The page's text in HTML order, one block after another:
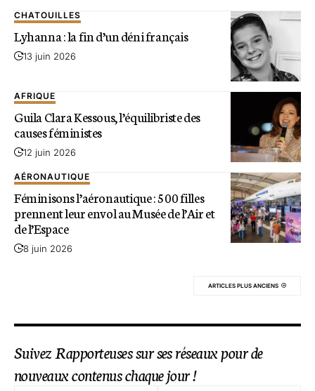
CHATOUILLES
Lyhanna : la fin d’un déni français
13 juin 2026
AFRIQUE
Guila Clara Kessous, l’équilibriste des
causes féministes
12 juin 2026
AÉRONAUTIQUE
Féminisons l’aéronautique : 500 filles
prennent leur envol au Musée de l’Air et
de l’Espace
8 juin 2026
ARTICLES PLUS ANCIENS
Suivez Rapporteuses sur ses réseaux pour de
nouveaux contenus chaque jour !